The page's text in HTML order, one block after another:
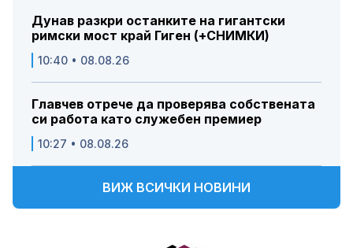
Дунав разкри останките на гигантски
римски мост край Гиген (+СНИМКИ)
10:40 • 08.08.26
Главчев отрече да проверява собствената
си работа като служебен премиер
10:27 • 08.08.26
ВИЖ ВСИЧКИ НОВИНИ